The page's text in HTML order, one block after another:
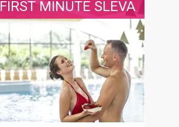
FIRST MINUTE SLEVA